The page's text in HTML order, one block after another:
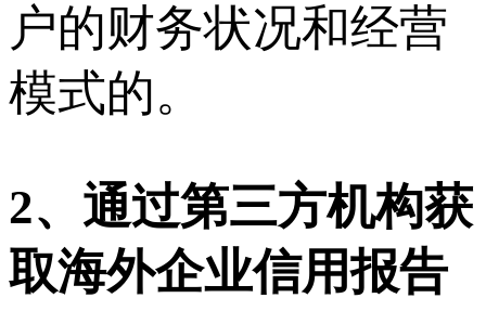
户的财务状况和经营
模式的。
2、通过第三方机构获
取海外企业信用报告